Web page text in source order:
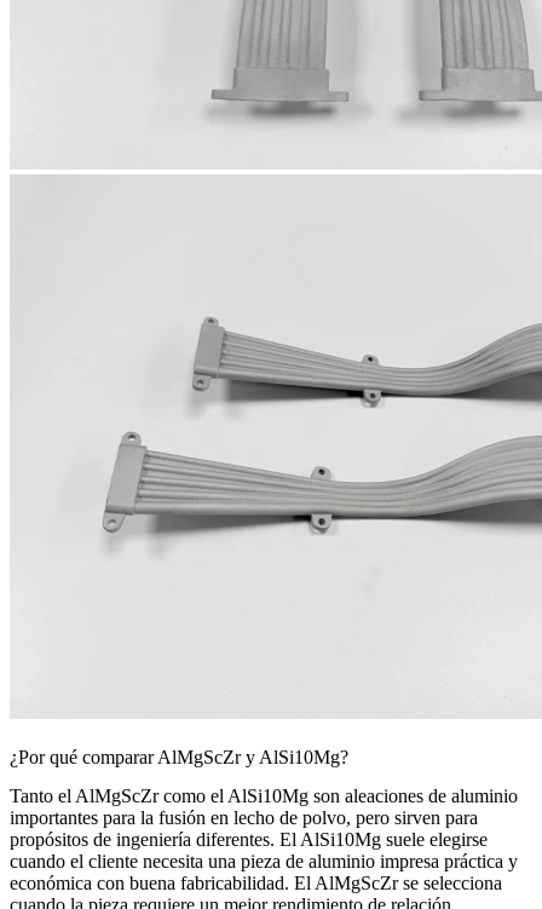
¿Por qué comparar AlMgScZr y AlSi10Mg?
Tanto el AlMgScZr como el AlSi10Mg son aleaciones de aluminio
importantes para la fusión en lecho de polvo, pero sirven para
propósitos de ingeniería diferentes. El AlSi10Mg suele elegirse
cuando el cliente necesita una pieza de aluminio impresa práctica y
económica con buena fabricabilidad. El AlMgScZr se selecciona
cuando la pieza requiere un mejor rendimiento de relación